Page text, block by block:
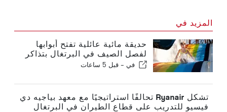
المزيد في
حديقة مائية عائلية تفتح أبوابها
لفصل الصيف في البرتغال بتذاكر
بقيمة 2 يوروفي - قبل 5 ساعات
تشكل Ryanair تحالفًا استراتيجيًا مع معهد بياجيه دي
فيسيو للتدريب على قطاع الطيران في البرتغال